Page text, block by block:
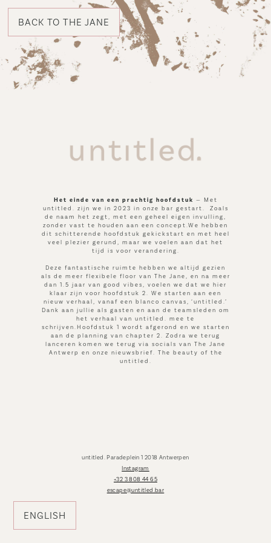
ENGLISH
BACK TO THE JANE
Het einde van een prachtig hoofdstuk — Met
untitled. zijn we in 2023 in onze bar gestart. Zoals
de naam het zegt, met een geheel eigen invulling,
zonder vast te houden aan een concept.We hebben
dit schitterende hoofdstuk gekickstart en met heel
veel plezier gerund, maar we voelen aan dat het
tijd is voor verandering.
Deze fantastische ruimte hebben we altijd gezien
als de meer flexibele floor van The Jane, en na meer
dan 1.5 jaar van good vibes, voelen we dat we hier
klaar zijn voor hoofdstuk 2. We starten aan een
nieuw verhaal, vanaf een blanco canvas, ‘untitled.’
Dank aan jullie als gasten en aan de teamsleden om
het verhaal van untitled. mee te
schrijven.Hoofdstuk 1 wordt afgerond en we starten
aan de planning van chapter 2. Zodra we terug
lanceren komen we terug via socials van The Jane
Antwerp en onze nieuwsbrief. The beauty of the
untitled.
untitled. Paradeplein 1 2018 Antwerpen
Instagram
+32 3 808 44 65
escape@untitled.bar